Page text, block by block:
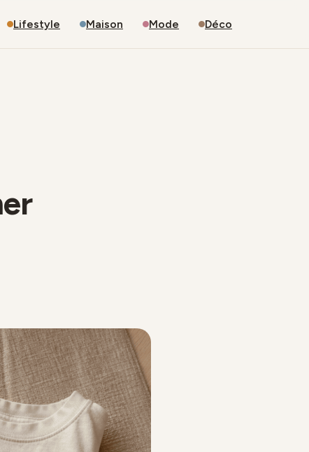
Lifestyle Maison Mode Déco